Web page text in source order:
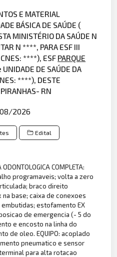
E MATERIAL
BÁSICA DE SAÚDE (
MINISTÉRIO DA SAÚDE N
N ****, PARA ESF III
****), ESF PARQUE
DE SAÚDE DA
****), DESTE
RN
2026
Edital
COMPLETA:
programaveis; volta a zero
braco direito
base; caixa de conexoes
estofamento EX
posicao de emergencia (- 5 do
e encosto na linha do
de oleo. EQUIPO: acoplado
pneumatico e sensor
para alta rotacao